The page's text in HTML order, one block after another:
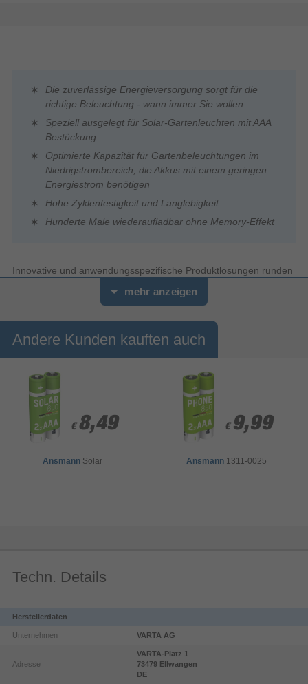
Die zuverlässige Energieversorgung sorgt für die
richtige Beleuchtung - wann immer Sie wollen
Speziell ausgelegt für Solar-Gartenleuchten mit AAA
Bestückung
Optimierte Kapazität für Gartenbeleuchtungen im
Niedrigstrombereich, die Akkus mit einem geringen
Energiestrom benötigen
Hohe Zyklenfestigkeit und Langlebigkeit
Hunderte Male wiederaufladbar ohne Memory-Effekt
Innovative und anwendungsspezifische Produktlösungen runden
das VARTA Wiederaufladbar Sortiment ab. Ganz egal, ob die
Zellen für Niedrigstrom-Geräte benötigt werden oder für
Speziallösung für jede rundzellenbetriebene Anwendung in
verschiedensten Alltagssituationen.
mehr anzeigen
Andere Kunden kauften auch
€ 8,49
€ 8,49
Ansmann Solar
€ 9,99
€ 9,99
Ansmann 1311-0025
Techn. Details
Herstellerdaten
Unternehmen VARTA AG
Adresse
VARTA-Platz 1
73479 Ellwangen
DE